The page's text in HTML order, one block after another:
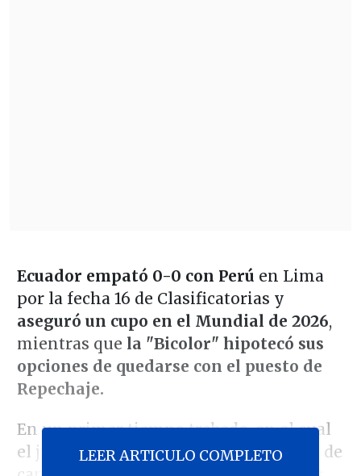
Ecuador empató 0-0 con Perú en Lima
por la fecha 16 de Clasificatorias y
aseguró un cupo en el Mundial de 2026,
mientras que la "Bicolor" hipotecó sus
opciones de quedarse con el puesto de
Repechaje.
En un primer tiempo trabado, en el cual
el juego se mostró intenso en la mitad de
LEER ARTICULO COMPLETO